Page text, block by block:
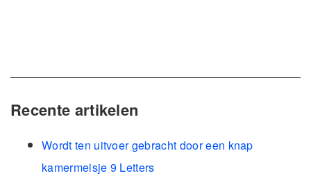
Recente artikelen
Wordt ten uitvoer gebracht door een knap
kamermeisje 9 Letters